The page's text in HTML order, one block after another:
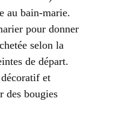
au bain-marie.
pour donner
selon la
de départ.
et
des bougies